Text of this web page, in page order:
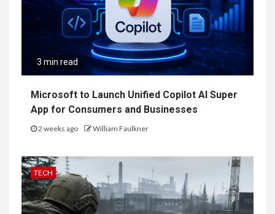
3 min read
Microsoft to Launch Unified Copilot AI Super
App for Consumers and Businesses
2 weeks ago William Faulkner
TECH